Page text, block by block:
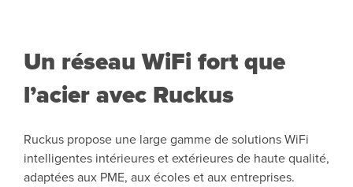
Un réseau WiFi fort que
l’acier avec Ruckus
Ruckus propose une large gamme de solutions WiFi
intelligentes intérieures et extérieures de haute qualité,
adaptées aux PME, aux écoles et aux entreprises.